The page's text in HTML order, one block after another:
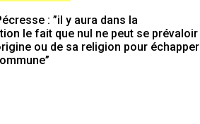
: ”il y aura dans la
le fait que nul ne peut se prévaloir
ou de sa religion pour échapper